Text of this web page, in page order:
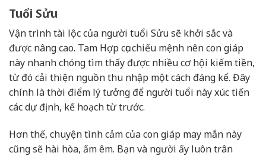
Tuổi Sửu
Vận trình tài lộc của người tuổi Sửu sẽ khởi sắc và
được nâng cao. Tam Hợp cục chiếu mệnh nên con giáp
này nhanh chóng tìm thấy được nhiều cơ hội kiếm tiền,
từ đó cải thiện nguồn thu nhập một cách đáng kể. Đây
chính là thời điểm lý tưởng để người tuổi này xúc tiến
các dự định, kế hoạch từ trước.
Hơn thế, chuyện tình cảm của con giáp may mắn này
cũng sẽ hài hòa, ấm êm. Bạn và người ấy luôn trân